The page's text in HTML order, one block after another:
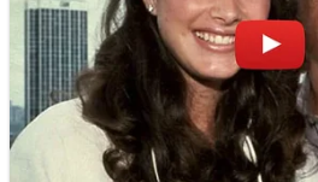
Sulawesi Tenggara
Sulawesi Utara